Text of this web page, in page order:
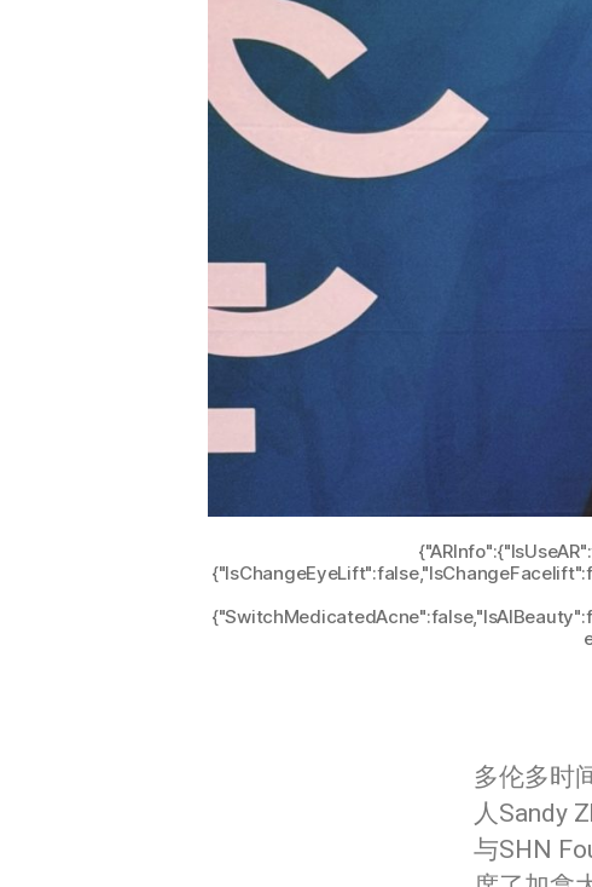
多伦多时
人Sandy
与SHN